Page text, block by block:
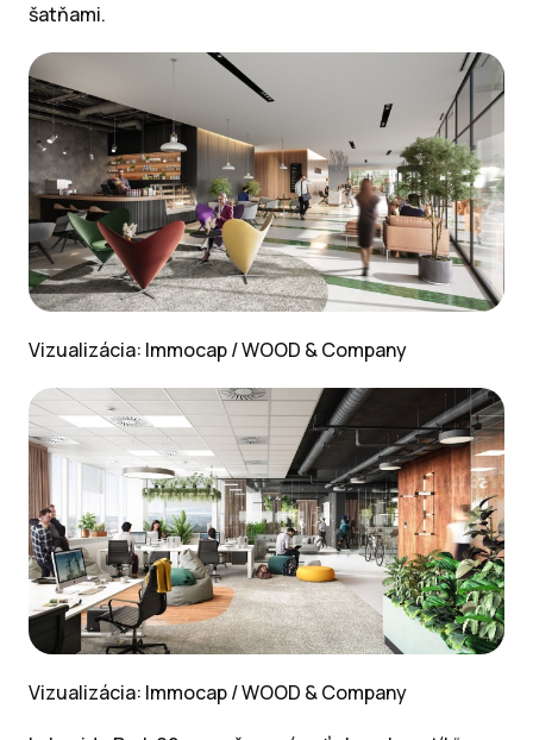
šatňami.
Vizualizácia: Immocap / WOOD & Company
Vizualizácia: Immocap / WOOD & Company